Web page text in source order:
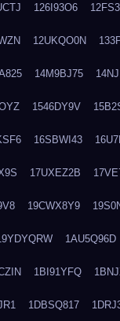
126I93O6
12UKQO0N
14M9BJ75
1546DY9V
16SBWI43
17UXEZ2B
19CWX8Y9
1AU5Q96D
1BI91YFQ
1DBSQ817